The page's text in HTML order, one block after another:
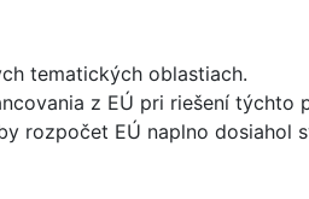
tematických oblastiach.
z EÚ pri riešení týchto
rozpočet EÚ naplno dosiahol